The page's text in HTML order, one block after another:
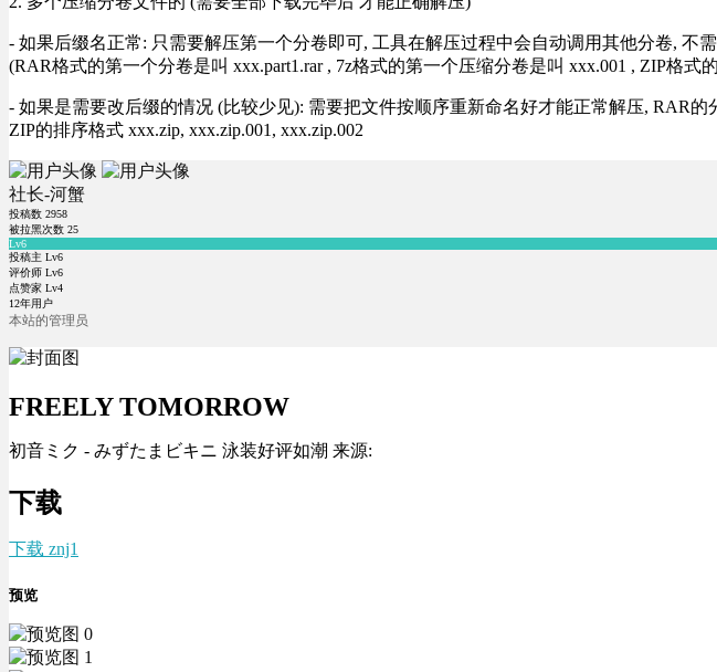
- 如果后缀名正常: 只需要解压第一个分卷即可, 工具在解压过程中会自动调用其他分卷,
(RAR格式的第一个分卷是叫 xxx.part1.rar , 7z格式的第一个压缩分卷是叫 xxx.001 , ZIP格
- 如果是需要改后缀的情况 (比较少见): 需要把文件按顺序重新命名好才能正常解压, RAR的
ZIP的排序格式 xxx.zip, xxx.zip.001, xxx.zip.002
社长-河蟹
投稿数 2958
被拉黑次数 25
Lv6
投稿主 Lv6
评价师 Lv6
点赞家 Lv4
12年用户
本站的管理员
FREELY TOMORROW
初音ミク - みずたまビキニ 泳装好评如潮 来源:
下载
下载 znj1
预览